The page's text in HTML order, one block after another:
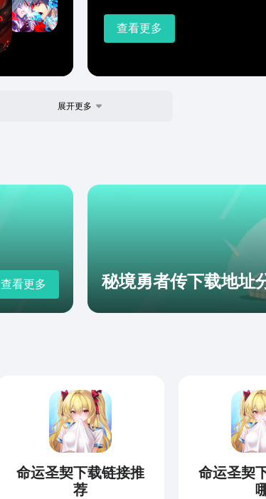
查看更多
展开更多
查看更多 秘境勇者传下载地址
命运圣契下载链接推
荐
命运圣契